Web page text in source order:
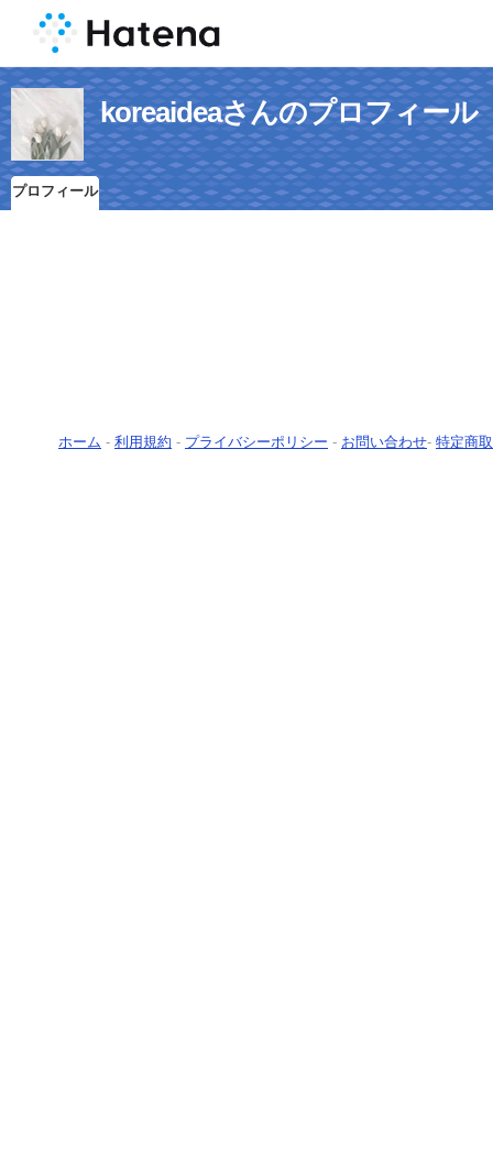
koreaideaさんのプロフィール
プロフィール
ホーム - 利用規約 - プライバシーポリシー - お問い合わせ- 特定商